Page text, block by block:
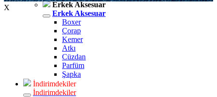
Erkek Aksesuar
Erkek Aksesuar
Boxer
Çorap
Kemer
Atkı
Cüzdan
Parfüm
Şapka
İndirimdekiler
İndirimdekiler
X